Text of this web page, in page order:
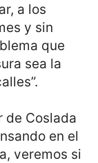
a los
y sin
que
sea la
de Coslada
en el
veremos si